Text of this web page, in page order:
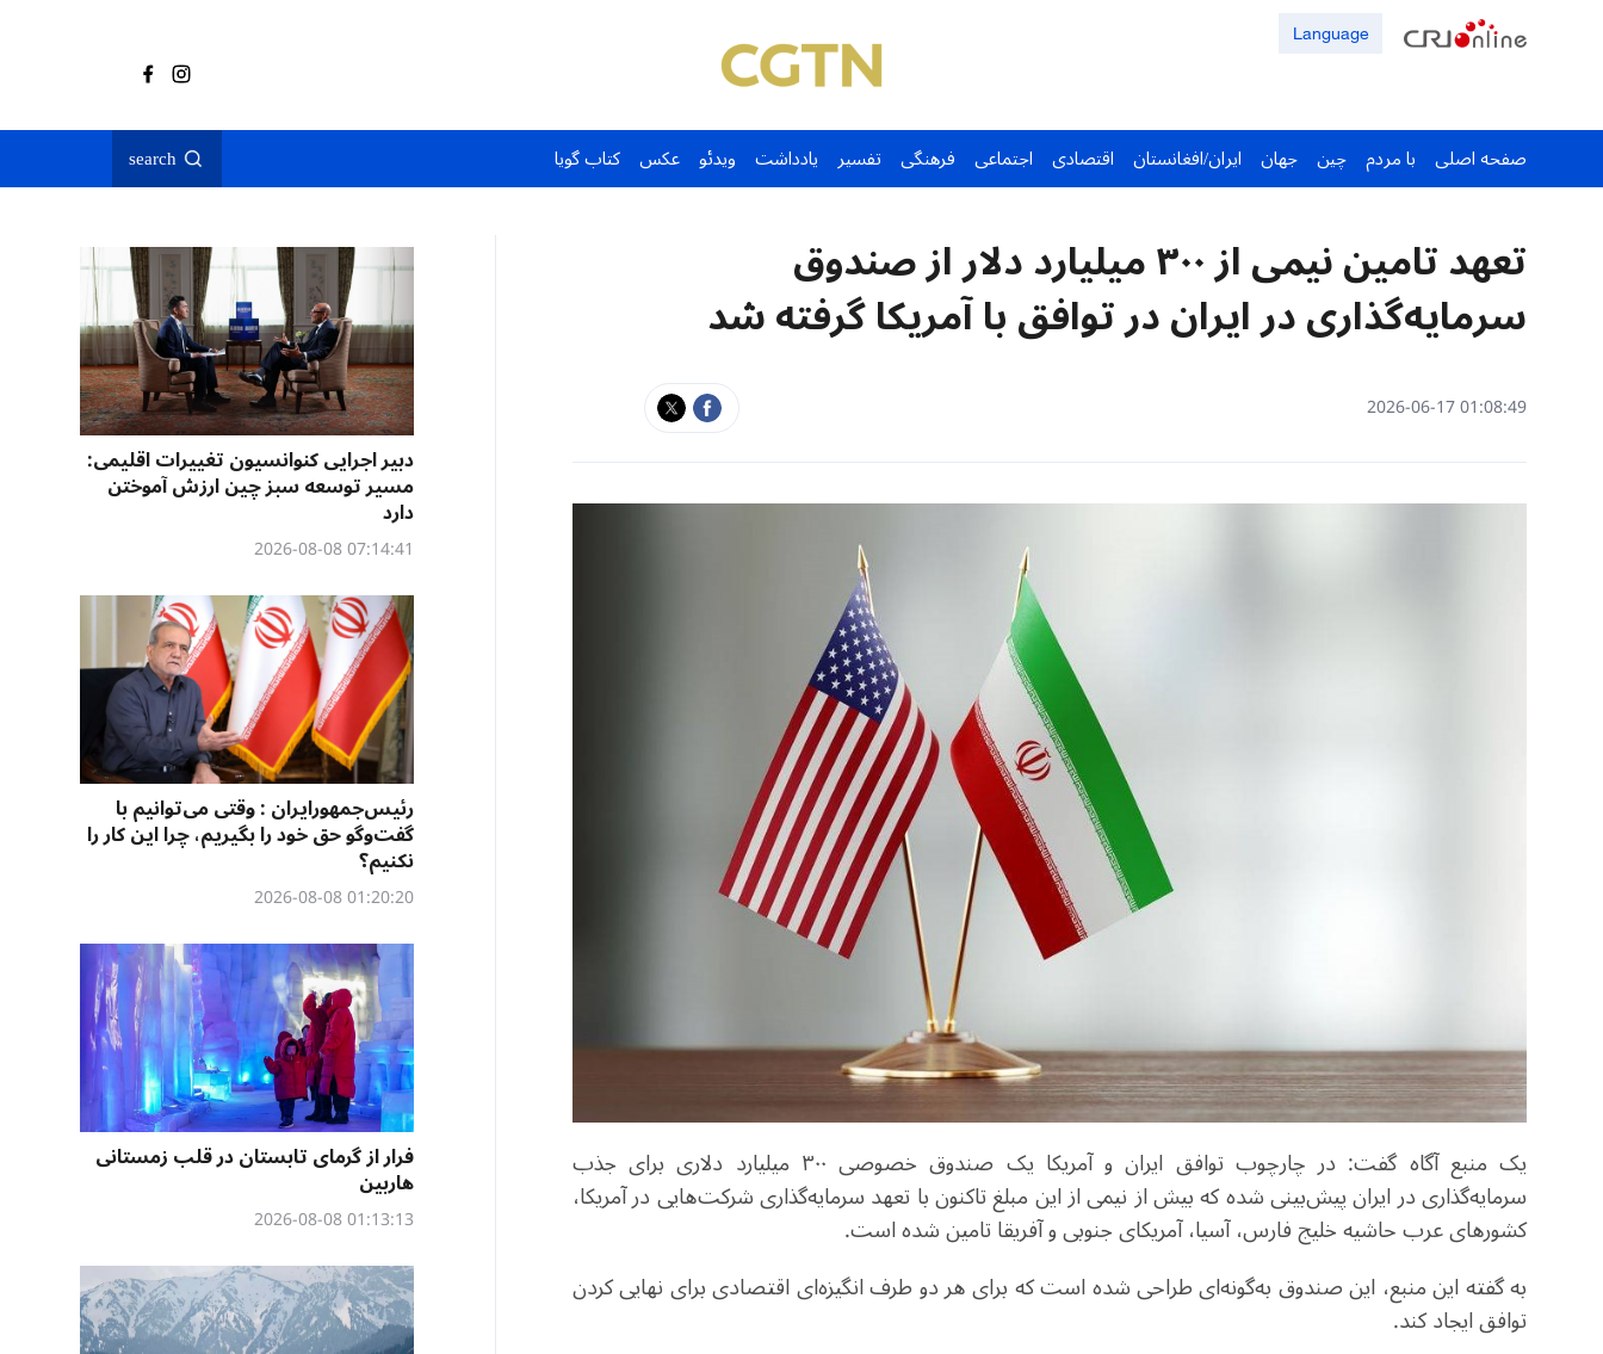
Language
صفحه اصلی با مردم چین جهان ایران/افغانستان اقتصادی اجتماعی فرهنگی تفسیر یادداشت ویدئو عکس کتاب گویا search
تعهد تامین نیمی از ۳۰۰ میلیارد دلار از صندوق
سرمایه‌گذاری در ایران در توافق با آمریکا گرفته شد
01:08:49 2026-06-17
یک منبع آگاه گفت: در چارچوب توافق ایران و آمریکا یک صندوق خصوصی ۳۰۰ میلیارد دلاری برای جذب
سرمایه‌گذاری در ایران پیش‌بینی شده که بیش از نیمی از این مبلغ تاکنون با تعهد سرمایه‌گذاری شرکت‌هایی در آمریکا،
کشورهای عرب حاشیه خلیج فارس، آسیا، آمریکای جنوبی و آفریقا تامین شده است.
به گفته این منبع، این صندوق به‌گونه‌ای طراحی شده است که برای هر دو طرف انگیزه‌ای اقتصادی برای نهایی کردن
توافق ایجاد کند.
دبیر اجرایی کنوانسیون تغییرات اقلیمی:
مسیر توسعه سبز چین ارزش آموختن
دارد
07:14:41 2026-08-08
رئیس‌جمهورایران : وقتی می‌توانیم با
گفت‌وگو حق خود را بگیریم، چرا این کار را
نکنیم؟
01:20:20 2026-08-08
فرار از گرمای تابستان در قلب زمستانی
هاربین
01:13:13 2026-08-08